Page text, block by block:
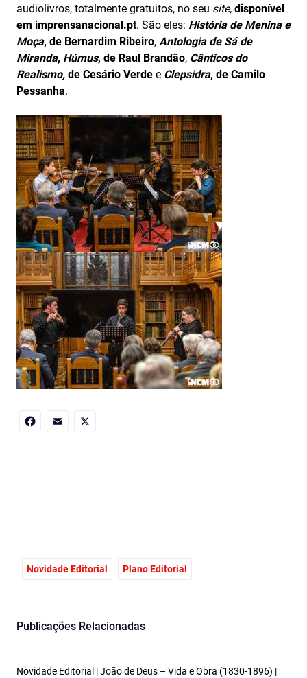
audiolivros, totalmente gratuitos, no seu site, disponível
em imprensanacional.pt. São eles: História de Menina e
Moça, de Bernardim Ribeiro, Antologia de Sá de
Miranda, Húmus, de Raul Brandão, Cânticos do
Realismo, de Cesário Verde e Clepsidra, de Camilo
Pessanha.
Novidade Editorial Plano Editorial
Publicações Relacionadas
Novidade Editorial | João de Deus – Vida e Obra (1830-1896) |